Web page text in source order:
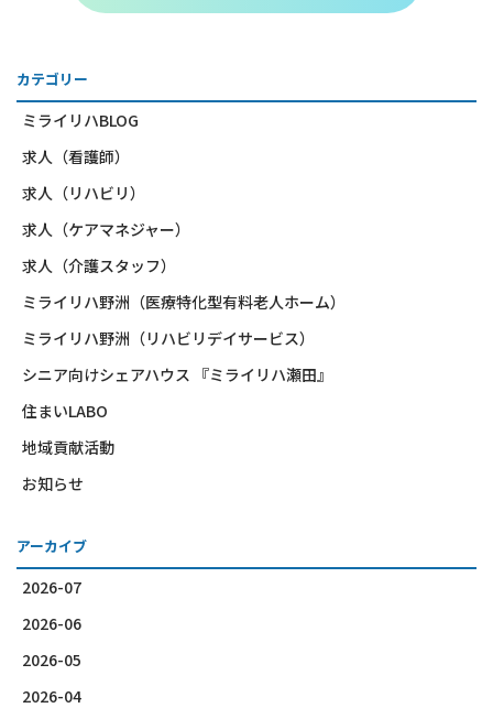
カテゴリー
ミライリハBLOG
求人（看護師）
求人（リハビリ）
求人（ケアマネジャー）
求人（介護スタッフ）
ミライリハ野洲（医療特化型有料老人ホーム）
ミライリハ野洲（リハビリデイサービス）
シニア向けシェアハウス 『ミライリハ瀬田』
住まいLABO
地域貢献活動
お知らせ
アーカイブ
2026-07
2026-06
2026-05
2026-04